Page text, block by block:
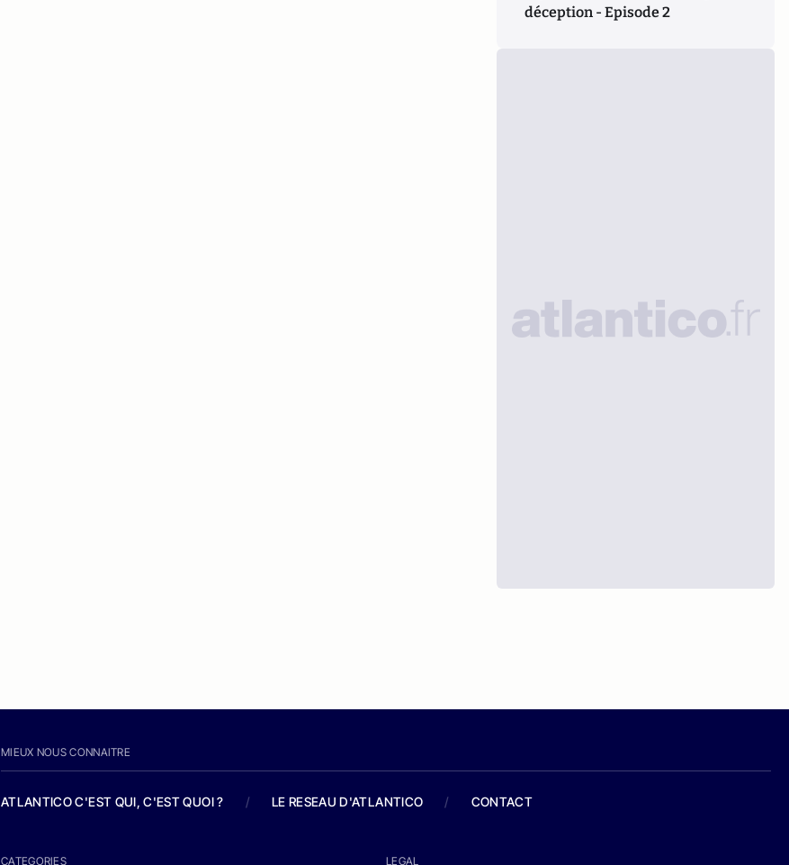
déception - Episode 2
MIEUX NOUS CONNAITRE
ATLANTICO C'EST QUI, C'EST QUOI ? / LE RESEAU D'ATLANTICO / CONTACT
CATEGORIES LEGAL